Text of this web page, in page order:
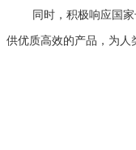
同时，积极响应国家号
供优质高效的产品，为人